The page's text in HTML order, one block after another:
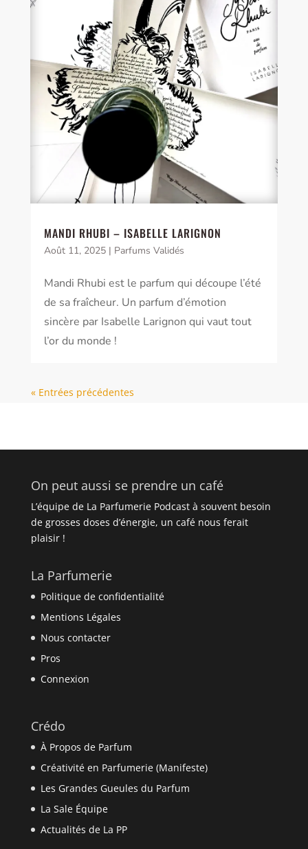
MANDI RHUBI – ISABELLE LARIGNON
Août 11, 2025| Parfums Validés
Mandi Rhubi est le parfum qui découpe l’été
de sa fraîcheur. Un parfum d’émotion
sincère par Isabelle Larignon qui vaut tout
l’or du monde !
« Entrées précédentes
On peut aussi se prendre un café
L’équipe de La Parfumerie Podcast à souvent besoin
de grosses doses d’énergie, un café nous ferait
plaisir !
La Parfumerie
Politique de confidentialité
Mentions Légales
Nous contacter
Pros
Connexion
Crédo
À Propos de Parfum
Créativité en Parfumerie (Manifeste)
Les Grandes Gueules du Parfum
La Sale Équipe
Actualités de La PP